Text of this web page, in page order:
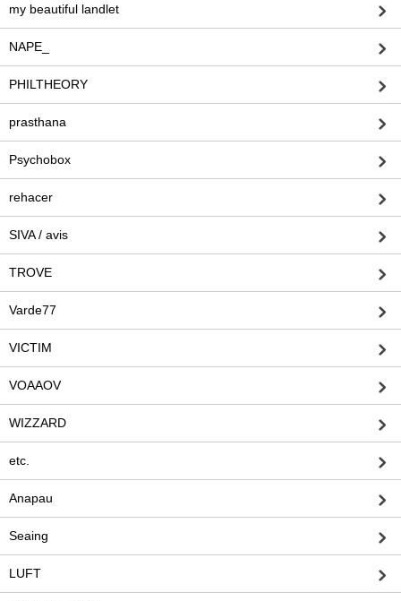
my beautiful landlet
NAPE_
PHILTHEORY
prasthana
Psychobox
rehacer
SIVA / avis
TROVE
Varde77
VICTIM
VOAAOV
WIZZARD
etc.
Anapau
Seaing
LUFT